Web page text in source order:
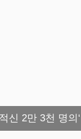
신 2만 3천 명의